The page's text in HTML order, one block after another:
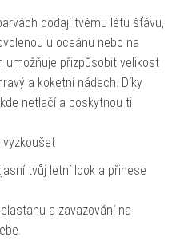
dodají tvému létu šťávu,
u oceánu nebo na
umožňuje přizpůsobit velikost
a koketní nádech. Díky
netlačí a poskytnou ti
vyzkoušet
tvůj letní look a přinese
a zavazování na